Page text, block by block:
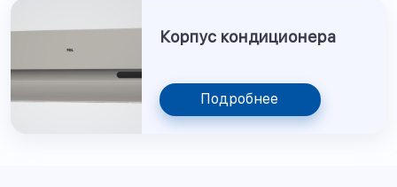
Корпус кондиционера
Подробнее